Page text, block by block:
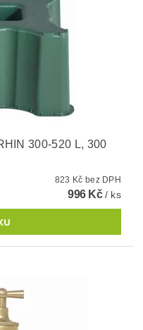
300-520 L, 300
823 Kč bez DPH
996 Kč/ ks